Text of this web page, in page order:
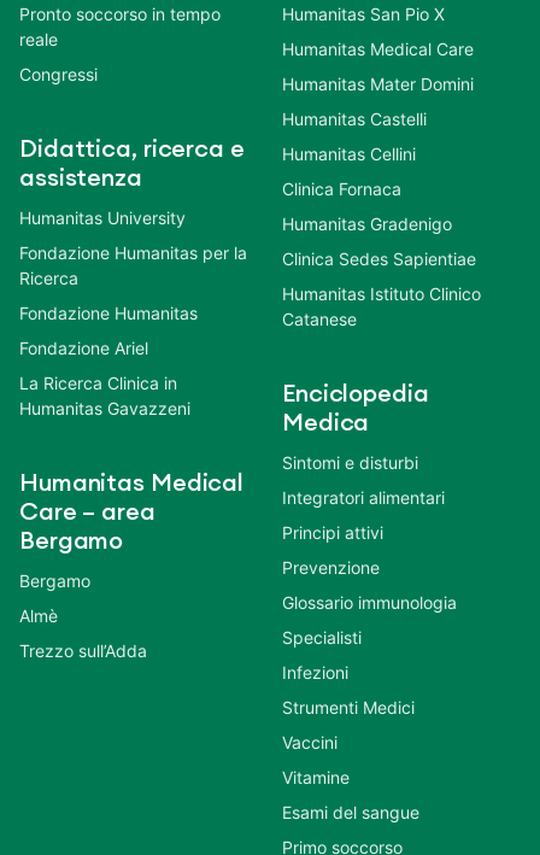
Pronto soccorso in tempo
reale
Congressi
Didattica, ricerca e
assistenza
Humanitas University
Fondazione Humanitas per la
Ricerca
Fondazione Humanitas
Fondazione Ariel
La Ricerca Clinica in
Humanitas Gavazzeni
Humanitas Medical
Care – area
Bergamo
Bergamo
Almè
Trezzo sull’Adda
Humanitas San Pio X
Humanitas Medical Care
Humanitas Mater Domini
Humanitas Castelli
Humanitas Cellini
Clinica Fornaca
Humanitas Gradenigo
Clinica Sedes Sapientiae
Humanitas Istituto Clinico
Catanese
Enciclopedia
Medica
Sintomi e disturbi
Integratori alimentari
Principi attivi
Prevenzione
Glossario immunologia
Specialisti
Infezioni
Strumenti Medici
Vaccini
Vitamine
Esami del sangue
Primo soccorso